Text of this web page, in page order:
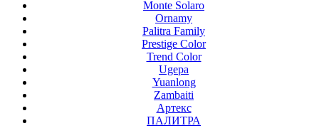
Monte Solaro
Ornamy
Palitra Family
Prestige Color
Trend Color
Ugepa
Yuanlong
Zambaiti
Артекс
ПАЛИТРА